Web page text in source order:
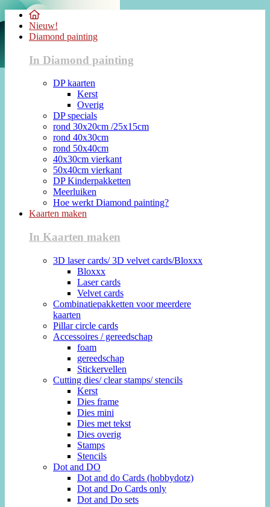
Nieuw!
Diamond painting
In Diamond painting
DP kaarten
Kerst
Overig
DP specials
rond 30x20cm /25x15cm
rond 40x30cm
rond 50x40cm
40x30cm vierkant
50x40cm vierkant
DP Kinderpakketten
Meerluiken
Hoe werkt Diamond painting?
Kaarten maken
In Kaarten maken
3D laser cards/ 3D velvet cards/Bloxxx
Bloxxx
Laser cards
Velvet cards
Combinatiepakketten voor meerdere
kaarten
Pillar circle cards
Accessoires / gereedschap
foam
gereedschap
Stickervellen
Cutting dies/ clear stamps/ stencils
Kerst
Dies frame
Dies mini
Dies met tekst
Dies overig
Stamps
Stencils
Dot and DO
Dot and do Cards (hobbydotz)
Dot and Do Cards only
Dot and Do sets